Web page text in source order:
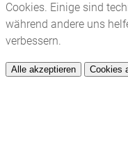
Cookies. Einige sind
während andere uns
verbessern.
Alle akzeptieren Cookies